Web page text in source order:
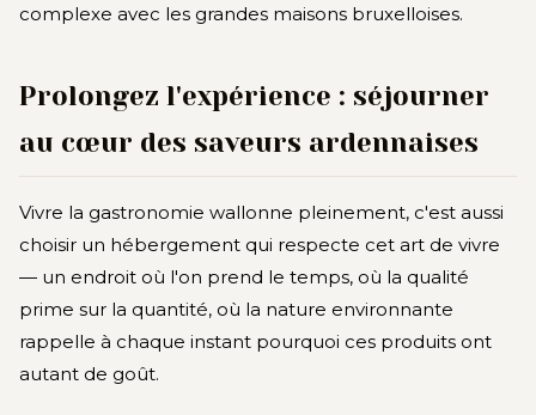
complexe avec les grandes maisons bruxelloises.
Prolongez l'expérience : séjourner
au cœur des saveurs ardennaises
Vivre la gastronomie wallonne pleinement, c'est aussi
choisir un hébergement qui respecte cet art de vivre
— un endroit où l'on prend le temps, où la qualité
prime sur la quantité, où la nature environnante
rappelle à chaque instant pourquoi ces produits ont
autant de goût.